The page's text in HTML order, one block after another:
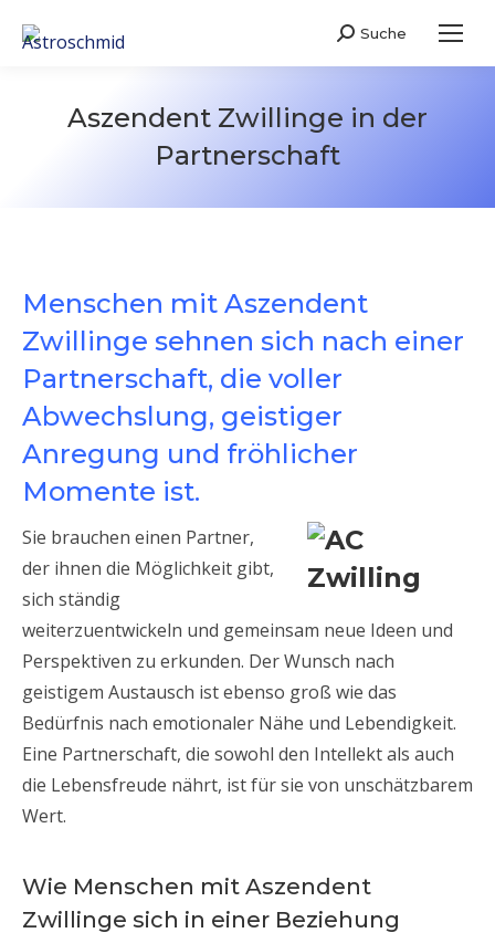
Search:
Suche
Aszendent Zwillinge in der
Partnerschaft
Menschen mit Aszendent
Zwillinge sehnen sich nach einer
Partnerschaft, die voller
Abwechslung, geistiger
Anregung und fröhlicher
Momente ist.
Sie brauchen einen Partner,
der ihnen die Möglichkeit gibt,
sich ständig
weiterzuentwickeln und gemeinsam neue Ideen und
Perspektiven zu erkunden. Der Wunsch nach
geistigem Austausch ist ebenso groß wie das
Bedürfnis nach emotionaler Nähe und Lebendigkeit.
Eine Partnerschaft, die sowohl den Intellekt als auch
die Lebensfreude nährt, ist für sie von unschätzbarem
Wert.
Wie Menschen mit Aszendent
Zwillinge sich in einer Beziehung